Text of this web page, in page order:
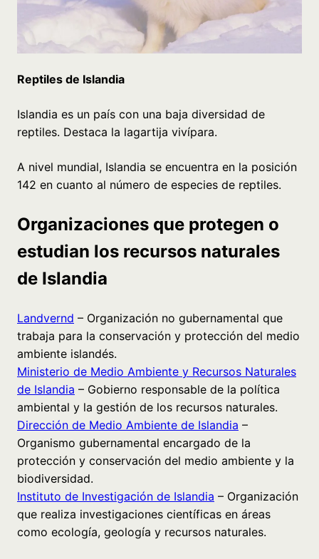
Reptiles de Islandia
Islandia es un país con una baja diversidad de
reptiles. Destaca la lagartija vivípara.
A nivel mundial, Islandia se encuentra en la posición
142 en cuanto al número de especies de reptiles.
Organizaciones que protegen o
estudian los recursos naturales
de Islandia
Landvernd – Organización no gubernamental que
trabaja para la conservación y protección del medio
ambiente islandés.
Ministerio de Medio Ambiente y Recursos Naturales
de Islandia – Gobierno responsable de la política
ambiental y la gestión de los recursos naturales.
Dirección de Medio Ambiente de Islandia –
Organismo gubernamental encargado de la
protección y conservación del medio ambiente y la
biodiversidad.
Instituto de Investigación de Islandia – Organización
que realiza investigaciones científicas en áreas
como ecología, geología y recursos naturales.